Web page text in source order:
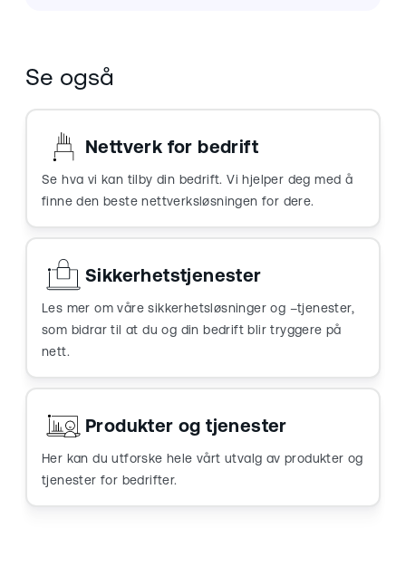
Se også
Nettverk for bedrift
Se hva vi kan tilby din bedrift. Vi hjelper deg med å
finne den beste nettverksløsningen for dere.
Sikkerhetstjenester
Les mer om våre sikkerhetsløsninger og –tjenester,
som bidrar til at du og din bedrift blir tryggere på
nett.
Produkter og tjenester
Her kan du utforske hele vårt utvalg av produkter og
tjenester for bedrifter.